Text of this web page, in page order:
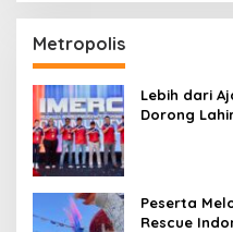
Metropolis
Lebih dari
Dorong
Peserta
Rescue